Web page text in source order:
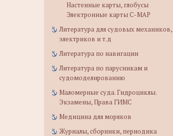
Настенные карты, глобусы
Электронные карты C-MAP
Литература для судовых механиков,
электриков и т.д
Литература по навигации
Литература по парусникам и
судомоделированию
Маломерные суда. Гидроциклы.
Экзамены, Права ГИМС
Медицина для моряков
Журналы, сборники, периодика